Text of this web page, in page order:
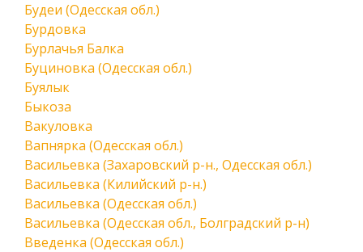
Будеи (Одесская обл.)
Бурдовка
Бурлачья Балка
Буциновка (Одесская обл.)
Буялык
Быкоза
Вакуловка
Вапнярка (Одесская обл.)
Васильевка (Захаровский р-н., Одесская обл.)
Васильевка (Килийский р-н.)
Васильевка (Одесская обл.)
Васильевка (Одесская обл., Болградский р-н)
Введенка (Одесская обл.)